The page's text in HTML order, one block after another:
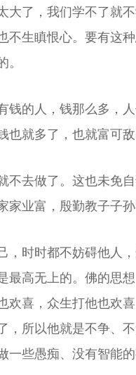
了，我们学不了就
生瞋恨心。要有这
的人，钱那么多，
就多了，也就富可敌
去做了。这也未免
业富，殷勤教子子
时时都不妨碍他人
高无上的。佛的思
喜，众生打他也欢
所以他就是不争、
些愚痴、没有智能